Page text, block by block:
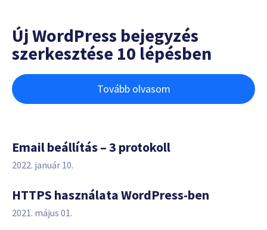
Új WordPress bejegyzés
szerkesztése 10 lépésben
Tovább olvasom
Email beállítás – 3 protokoll
2022. január 10.
HTTPS használata WordPress-ben
2021. május 01.